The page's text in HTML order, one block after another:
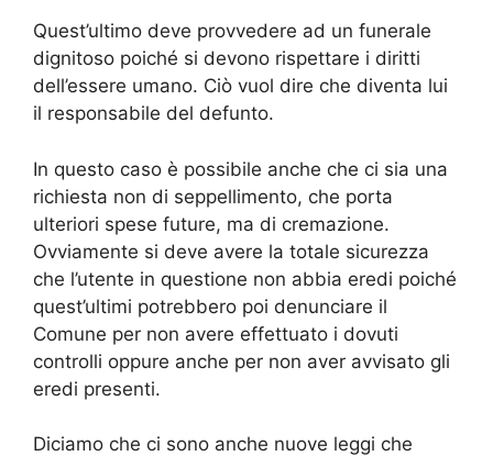
Quest’ultimo deve provvedere ad un funerale
dignitoso poiché si devono rispettare i diritti
dell’essere umano. Ciò vuol dire che diventa lui
il responsabile del defunto.
In questo caso è possibile anche che ci sia una
richiesta non di seppellimento, che porta
ulteriori spese future, ma di cremazione.
Ovviamente si deve avere la totale sicurezza
che l’utente in questione non abbia eredi poiché
quest’ultimi potrebbero poi denunciare il
Comune per non avere effettuato i dovuti
controlli oppure anche per non aver avvisato gli
eredi presenti.
Diciamo che ci sono anche nuove leggi che